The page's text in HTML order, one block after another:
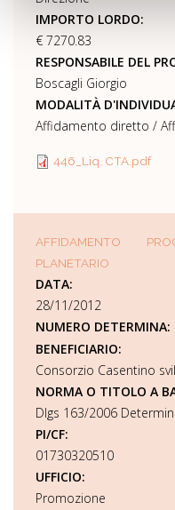
IMPORTO LORDO:
€ 7270.83
RESPONSABILE DEL
Boscagli Giorgio
MODALITÀ
Affidamento diretto /
446_Liq. CTA.pdf
AFFIDAMENTO
PLANETARIO
DATA:
28/11/2012
NUMERO DETERMINA:
BENEFICIARIO:
Consorzio Casentino
NORMA O TITOLO A
Dlgs 163/2006
PI/CF:
01730320510
UFFICIO:
Promozione